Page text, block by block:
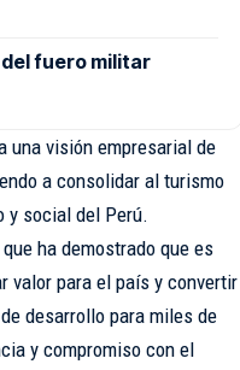
fuero militar
una visión empresarial de
a consolidar al turismo
y social del Perú.
ha demostrado que es
valor para el país y convertir
desarrollo para miles de
y compromiso con el